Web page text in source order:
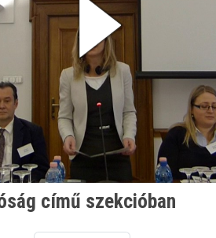
című szekcióban